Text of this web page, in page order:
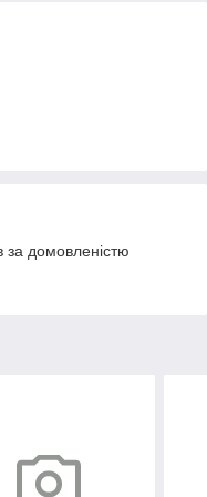
за домовленістю